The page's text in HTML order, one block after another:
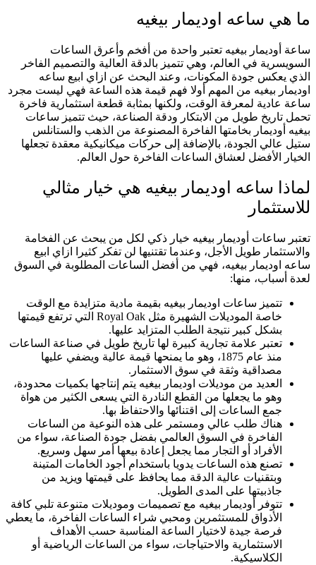
ما هي ساعه اوديمار بيغيه
ساعة أوديمار بيغيه تعتبر واحدة من أفخم وأعرق الساعات
السويسرية في العالم، وهي تتميز بالدقة العالية والتصميم الفاخر
الذي يعكس جودة المكونات، وعند البحث عن ازاي ابيع ساعه
اوديمار بيغيه من المهم أولا فهم قيمة هذه الساعة فهي ليست مجرد
ساعة عادية لمعرفة الوقت، ولكنها بمثابة قطعة استثمارية فاخرة
تحمل تاريخ طويل من الابتكار ودقة الصناعة، حيث تتميز ساعات
بيغيه أوديمار بخامتها الفاخرة المصنوعة من الذهب والستانلس
ستيل عالي الجودة، بالإضافة إلى حركات ميكانيكية معقدة تجعلها
الخيار الأفضل لعشاق الساعات الفاخرة حول العالم.
لماذا ساعه اوديمار بيغيه هي خيار مثالي
للاستثمار
تعتبر ساعات أوديمار بيغيه خيار ذكي لكل من يبحث عن الفخامة
والاستثمار طويل الأجل، وعندما تقتنيها لن تفكر كثيرا ازاي ابيع
ساعه اوديمار بيغيه، فهي من أفضل الساعات المطلوبة في السوق
لعدة أسباب، منها:
تتميز ساعات اوديمار بيغيه بقيمة مادية متزايدة مع الوقت
خاصة الموديلات الشهيرة مثل Royal Oak التي ترتفع قيمتها
بشكل كبير نتيجة الطلب المتزايد عليها.
تعتبر علامة تجارية كبيرة لها تاريخ طويل في صناعة الساعات
منذ عام 1875، وهو ما يمنحها قيمة عالية ويضفي عليها
مصداقية وثقة في سوق الاستثمار.
العديد من موديلات اوديمار بيغيه يتم إنتاجها بكميات محدودة،
وهو ما يجعلها من القطع النادرة التي يسعى الكثير من هواة
جمع الساعات إلى اقتنائها والاحتفاظ بها.
هناك طلب عالي ومستمر على هذه النوعية من الساعات
الفاخرة في السوق العالمي بفضل جودة الصناعة، سواء من
الأفراد أو التجار مما يجعل إعادة بيعها أمر سهل وسريع.
تصنع هذه الساعات يدويا باستخدام أجود الخامات المتينة
وبتقنيات عالية الدقة مما يحافظ على قيمتها ويزيد من
جاذبيتها على المدى الطويل.
تتوفر أوديمار بيغيه مع تصميمات وموديلات متنوعة تلبي كافة
الأذواق للمستثمرين ومحبي شراء الساعات الفاخرة، ما يعطي
فرصة جيدة لاختيار الساعة المناسبة حسب الأهداف
الاستثمارية والاحتياجات، سواء من الساعات الرياضية أو
الكلاسيكية.